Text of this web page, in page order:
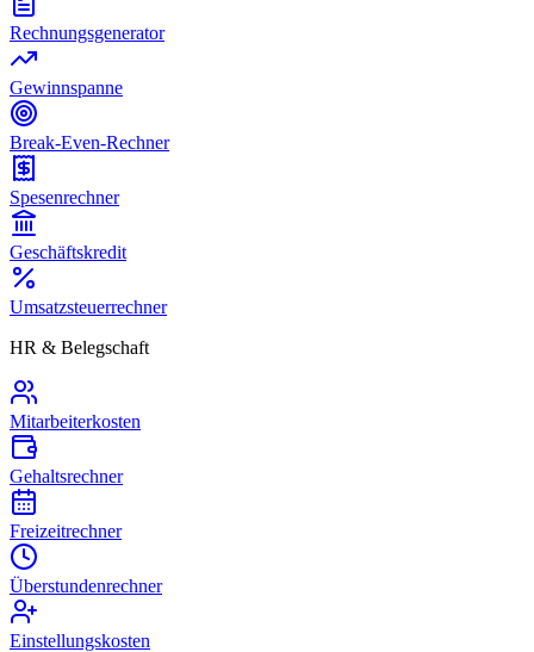
Rechnungsgenerator
Gewinnspanne
Break-Even-Rechner
Spesenrechner
Geschäftskredit
Umsatzsteuerrechner
HR & Belegschaft
Mitarbeiterkosten
Gehaltsrechner
Freizeitrechner
Überstundenrechner
Einstellungskosten